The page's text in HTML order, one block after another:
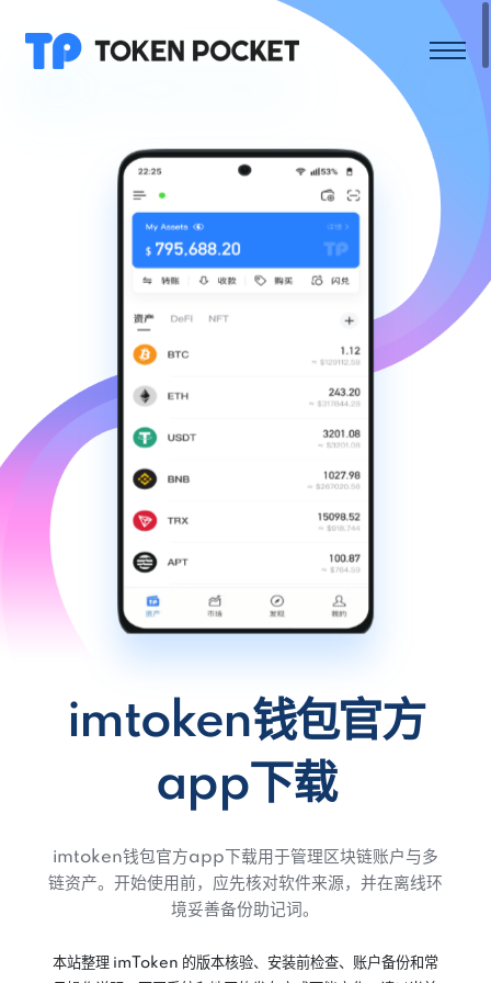
imtoken钱包官方
app下载
imtoken钱包官方app下载用于管理区块链账户与多
链资产。开始使用前，应先核对软件来源，并在离线环
境妥善备份助记词。
本站整理 imToken 的版本核验、安装前检查、账户备份和常